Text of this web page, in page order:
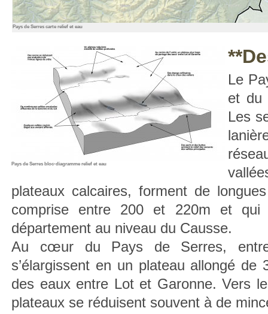
Pays de Serres carte relief et eau
Pays de Serres bloc-diagramme relief et eau
Le
et du
Les
plateaux calcaires, forment de
comprise entre 200 et 220m et qui
département au niveau du Causse.
Au cœur du Pays de Serres, entre
s’élargissent en un plateau allongé
des eaux entre Lot et Garonne. Vers
plateaux se réduisent souvent à de